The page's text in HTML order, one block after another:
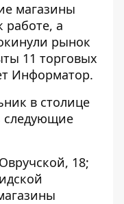
магазины
работе, а
рынок
11 торговых
Информатор.
в столице
следующие
18;